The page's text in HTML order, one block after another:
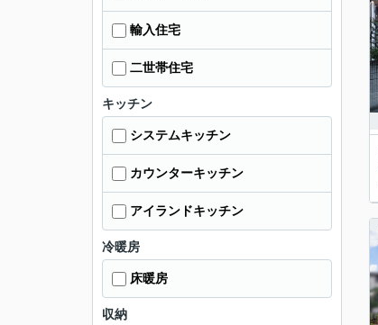
輸入住宅
二世帯住宅
キッチン
システムキッチン
カウンターキッチン
アイランドキッチン
冷暖房
床暖房
収納